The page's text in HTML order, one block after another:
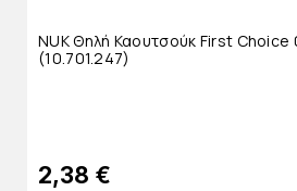
NUK Θηλή Καουτσούκ First
(10.701.247)
2,38 €